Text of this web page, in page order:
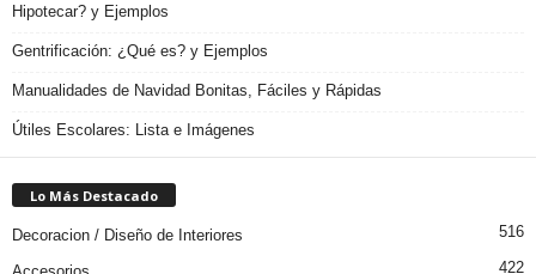
Hipotecar? y Ejemplos
Gentrificación: ¿Qué es? y Ejemplos
Manualidades de Navidad Bonitas, Fáciles y Rápidas
Útiles Escolares: Lista e Imágenes
Lo Más Destacado
Decoracion / Diseño de Interiores 516
422